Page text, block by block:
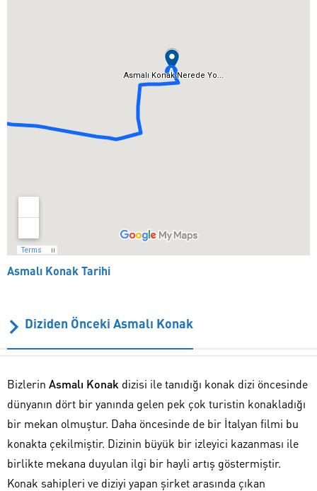
Asmalı Konak Tarihi
Diziden Önceki Asmalı Konak
Bizlerin Asmalı Konak dizisi ile tanıdığı konak dizi öncesinde
dünyanın dört bir yanında gelen pek çok turistin konakladığı
bir mekan olmuştur. Daha öncesinde de bir İtalyan filmi bu
konakta çekilmiştir. Dizinin büyük bir izleyici kazanması ile
birlikte mekana duyulan ilgi bir hayli artış göstermiştir.
Konak sahipleri ve diziyi yapan şirket arasında çıkan